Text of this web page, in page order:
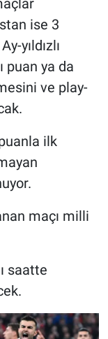
ise 3
yıldızlı
puan ya da
ve play-
ilk
maçı milli
saatte